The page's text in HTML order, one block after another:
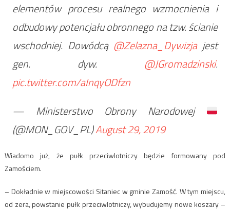
elementów procesu realnego wzmocnienia i
odbudowy potencjału obronnego na tzw. ścianie
wschodniej. Dowódcą @Zelazna_Dywizjajest
gen. dyw. @JGromadzinski.
pic.twitter.com/aInqyODfzn
— Ministerstwo Obrony Narodowej
(@MON_GOV_PL)August 29, 2019
Wiadomo już, że pułk przeciwlotniczy będzie formowany pod
Zamościem.
– Dokładnie w miejscowości Sitaniec w gminie Zamość. W tym miejscu,
od zera, powstanie pułk przeciwlotniczy, wybudujemy nowe koszary –